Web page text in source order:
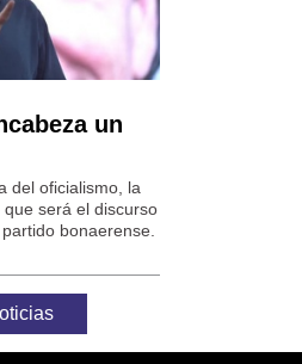
un
del oficialismo, la
será el discurso
bonaerense.